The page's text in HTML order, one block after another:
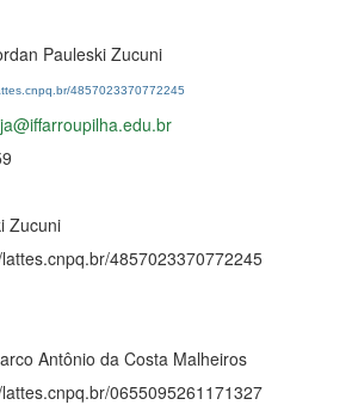
Pauleski Zucuni
4857023370772245
Zucuni
4857023370772245
Antônio da Costa Malheiros
0655095261171327